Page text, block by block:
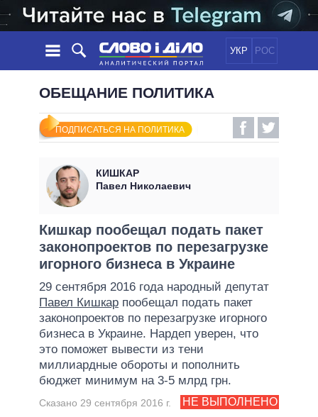
УКР РОС
НОВОСТИ
ЛЕНТА
СОБЫТИЯ
СТАТЬИ
МНЕНИЯ
ОБЗОРЫ
ДАЙДЖЕСТЫ
ПОЛИТИКА
ЭКОНОМИКА
МИР
ОБЕЩАНИЯ
ВСЕ ПОЛИТИКИ
ПРЕЗИДЕНТ И ОФИС
ВЕРХОВНАЯ РАДА
КАБИНЕТ МИНИСТРОВ
ГЛАВЫ ОБЛАДМИНИСТРАЦИЙ
МЭРЫ
ВСЕ ПЕРСОНЫ
ИНФОГРАФИКА
ПОДДЕРЖАТЬ
ОБЕЩАНИЕ ПОЛИТИКА
ПОДПИСАТЬСЯ НА ПОЛИТИКА
КИШКАР
Павел Николаевич
Кишкар пообещал подать пакет
законопроектов по перезагрузке
игорного бизнеса в Украине
29 сентября 2016 года народный депутат
Павел Кишкар пообещал подать пакет
законопроектов по перезагрузке игорного
бизнеса в Украине. Нардеп уверен, что
это поможет вывести из тени
миллиардные обороты и пополнить
бюджет минимум на 3-5 млрд грн.
НЕ ВЫПОЛНЕНО
Сказано 29 сентября 2016 г.